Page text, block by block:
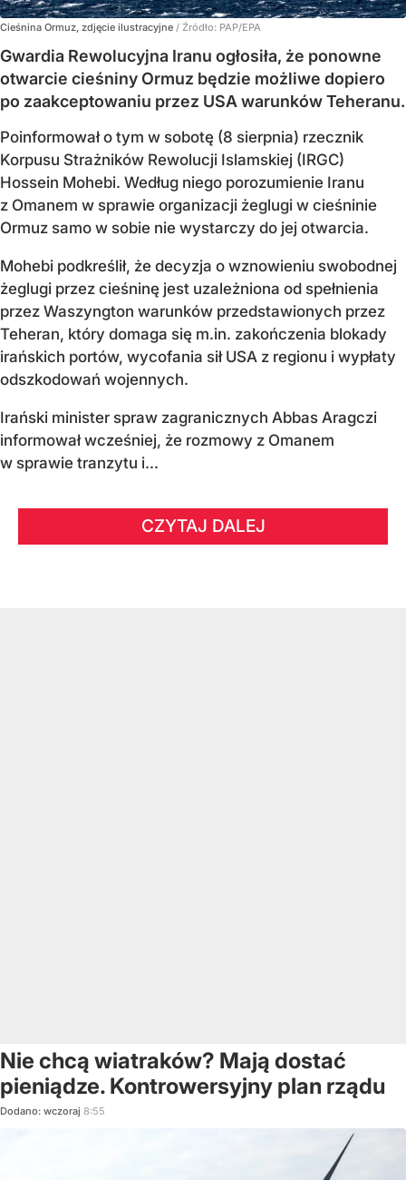
Cieśnina Ormuz, zdjęcie ilustracyjne / Źródło: PAP/EPA
Gwardia Rewolucyjna Iranu ogłosiła, że ponowne
otwarcie cieśniny Ormuz będzie możliwe dopiero
po zaakceptowaniu przez USA warunków Teheranu.
Poinformował o tym w sobotę (8 sierpnia) rzecznik
Korpusu Strażników Rewolucji Islamskiej (IRGC)
Hossein Mohebi. Według niego porozumienie Iranu
z Omanem w sprawie organizacji żeglugi w cieśninie
Ormuz samo w sobie nie wystarczy do jej otwarcia.
Mohebi podkreślił, że decyzja o wznowieniu swobodnej
żeglugi przez cieśninę jest uzależniona od spełnienia
przez Waszyngton warunków przedstawionych przez
Teheran, który domaga się m.in. zakończenia blokady
irańskich portów, wycofania sił USA z regionu i wypłaty
odszkodowań wojennych.
Irański minister spraw zagranicznych Abbas Aragczi
informował wcześniej, że rozmowy z Omanem
w sprawie tranzytu i...
CZYTAJ DALEJ
Nie chcą wiatraków? Mają dostać
pieniądze. Kontrowersyjny plan rządu
Dodano: wczoraj 8:55